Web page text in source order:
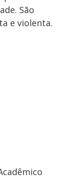
São
e violenta.